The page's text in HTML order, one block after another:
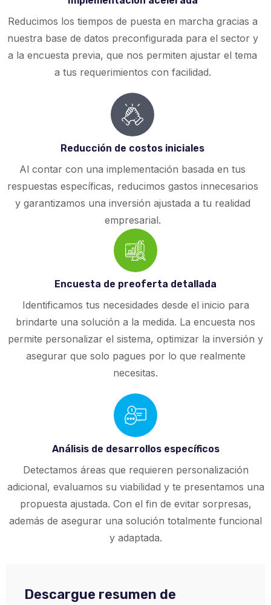
Reducimos los tiempos de puesta en marcha gracias a
nuestra base de datos preconfigurada para el sector y
a la encuesta previa, que nos permiten ajustar el tema
a tus requerimientos con facilidad.
Reducción de costos iniciales
Al contar con una implementación basada en tus
respuestas específicas, reducimos gastos innecesarios
y garantizamos una inversión ajustada a tu realidad
empresarial.
Encuesta de preoferta detallada
Identificamos tus necesidades desde el inicio para
brindarte una solución a la medida. La encuesta nos
permite personalizar el sistema, optimizar la inversión y
asegurar que solo pagues por lo que realmente
necesitas.
Análisis de desarrollos específicos
Detectamos áreas que requieren personalización
adicional, evaluamos su viabilidad y te presentamos una
propuesta ajustada. Con el fin de evitar sorpresas,
además de asegurar una solución totalmente funcional
y adaptada.
Descargue resumen de